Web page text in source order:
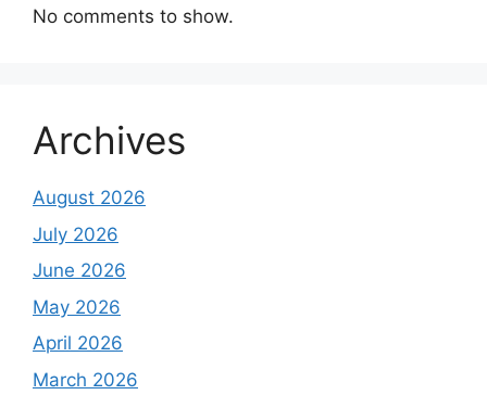
No comments to show.
Archives
August 2026
July 2026
June 2026
May 2026
April 2026
March 2026